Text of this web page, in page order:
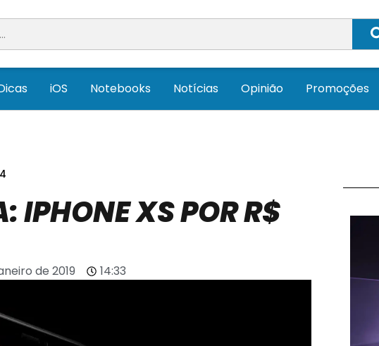
iOS Notebooks Notícias Opinião Promoções
IPHONE XS POR R$
de 2019 14:33